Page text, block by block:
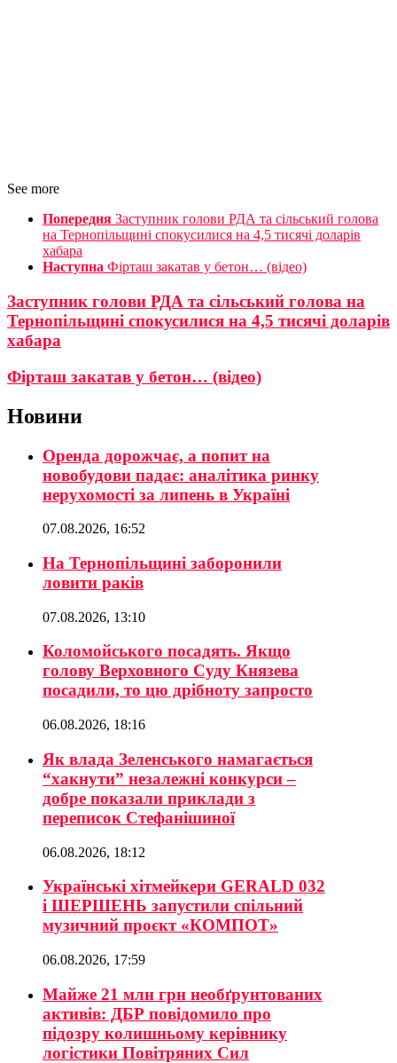
See more
Попередня Заступник голови РДА та сільський голова
на Тернопільщині спокусилися на 4,5 тисячі доларів
хабара
Наступна Фірташ закатав у бетон… (відео)
Заступник голови РДА та сільський голова на
Тернопільщині спокусилися на 4,5 тисячі доларів
хабара
Фірташ закатав у бетон… (відео)
Новини
Оренда дорожчає, а попит на
новобудови падає: аналітика ринку
нерухомості за липень в Україні
07.08.2026, 16:52
На Тернопільщині заборонили
ловити раків
07.08.2026, 13:10
Коломойського посадять. Якщо
голову Верховного Суду Князева
посадили, то цю дрібноту запросто
06.08.2026, 18:16
Як влада Зеленського намагається
“хакнути” незалежні конкурси –
добре показали приклади з
переписок Стефанішиної
06.08.2026, 18:12
Українські хітмейкери GERALD 032
і ШЕРШЕНЬ запустили спільний
музичний проєкт «КОМПОТ»
06.08.2026, 17:59
Майже 21 млн грн необґрунтованих
активів: ДБР повідомило про
підозру колишньому керівнику
логістики Повітряних Сил